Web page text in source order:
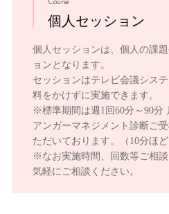
Course
個人セッション
個人セッションは、個人の課
ョンとなります。
セッションはテレビ会議シス
料をかけずに実施できます。
※標準期間は週1回60分～90分
アンガーマネジメント診断ご
ただいております。（10分ほど
※なお実施時間、回数等ご相
気軽にご相談ください。